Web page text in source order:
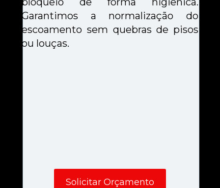
Garantimos a normalização do
escoamento sem quebras de pisos
ou louças.
Solicitar Orçamento